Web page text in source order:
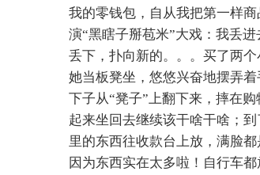
我的零钱包，自从我把第一样
演“黑瞎子掰苞米”大戏：我丢
丢下，扑向新的。。。买了两
她当板凳坐，悠悠兴奋地摆弄
下子从“凳子”上翻下来，摔在
起来坐回去继续该干啥干啥；
里的东西往收款台上放，满脸
因为东西实在太多啦！自行车